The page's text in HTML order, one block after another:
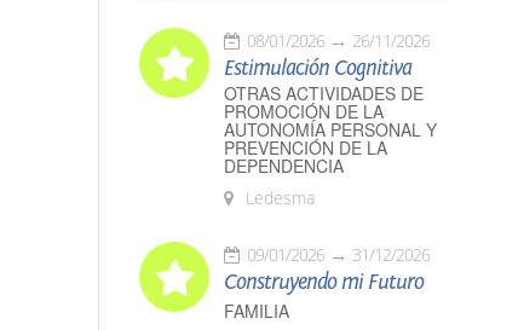
08/01/2026 26/11/2026
Estimulación Cognitiva
OTRAS ACTIVIDADES DE
PROMOCIÓN DE LA
AUTONOMÍA PERSONAL Y
PREVENCIÓN DE LA
DEPENDENCIA
Ledesma
09/01/2026 31/12/2026
Construyendo mi Futuro
FAMILIA